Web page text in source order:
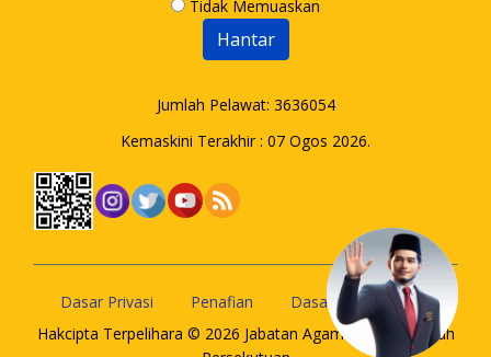
Tidak Memuaskan
Jumlah Pelawat: 3636054
Kemaskini Terakhir : 07 Ogos 2026.
Dasar Privasi Penafian
Dasar Keselamatan
Hakcipta Terpelihara © 2026 Jabatan Agama Islam Wilayah